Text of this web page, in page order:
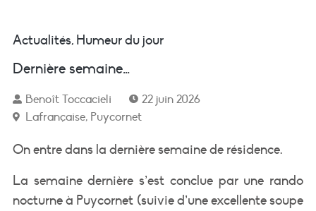
Actualités, Humeur du jour
Dernière semaine…
Benoît Toccacieli
22 juin 2026
Lafrançaise, Puycornet
On entre dans la dernière semaine de résidence.
La semaine dernière s’est conclue par une rando
nocturne à Puycornet (suivie d’une excellente soupe